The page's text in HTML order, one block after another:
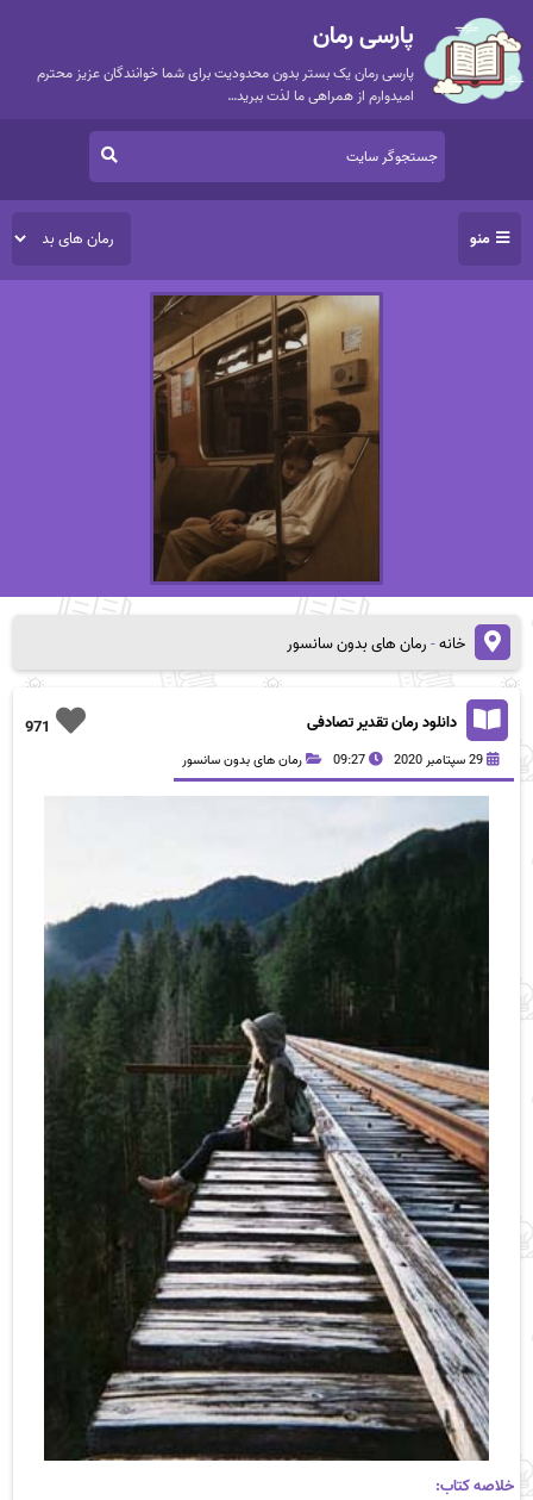
پارسی رمان
پارسی رمان یک بستر بدون محدودیت برای شما خوانندگان عزیز محترم
امیدوارم از همراهی ما لذت ببرید…
منو
خانه-رمان های بدون سانسور
971 دانلود رمان تقدیر تصادفی
29 سپتامبر 2020 09:27 رمان های بدون سانسور
خلاصه کتاب: